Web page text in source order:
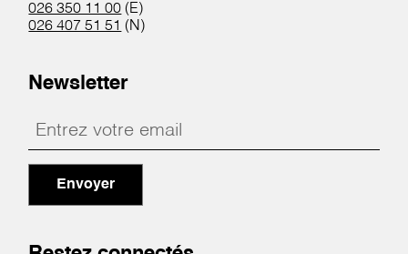
026 350 11 00 (E)
026 407 51 51 (N)
Newsletter
Envoyer